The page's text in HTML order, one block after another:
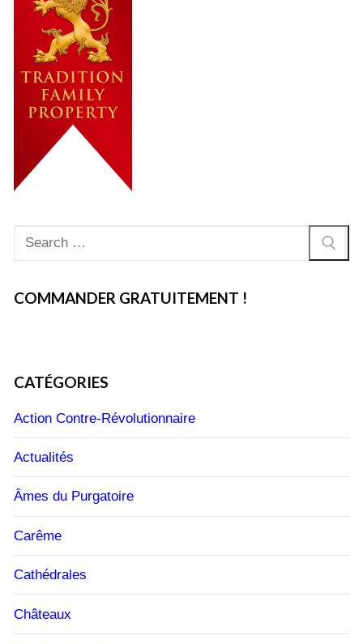
Rechercher
:
COMMANDER GRATUITEMENT !
CATÉGORIES
Action Contre-Révolutionnaire
Actualités
Âmes du Purgatoire
Carême
Cathédrales
Châteaux